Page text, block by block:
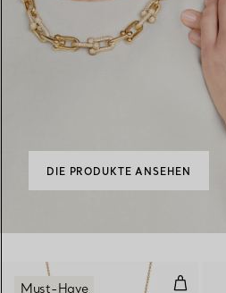
DIE PRODUKTE ANSEHEN
Must-Have